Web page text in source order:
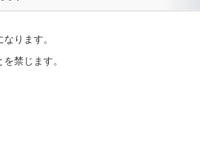
ります。
禁じます。